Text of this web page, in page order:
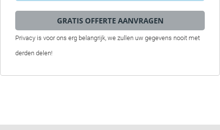
Privacy is voor ons erg belangrijk, we zullen uw gegevens nooit met
derden delen!